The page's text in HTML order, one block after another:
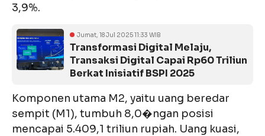
3,9%.
Jumat, 18 Jul 2025 11:33 WIB
Transformasi Digital Melaju,
Transaksi Digital Capai Rp60 Triliun
Berkat Inisiatif BSPI 2025
Komponen utama M2, yaitu uang beredar
sempit (M1), tumbuh 8,0�ngan posisi
mencapai 5.409,1 triliun rupiah. Uang kuasi,